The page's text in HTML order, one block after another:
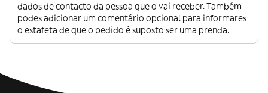
dados de contacto da pessoa que o vai receber. Também
podes adicionar um comentário opcional para informares
o estafeta de que o pedido é suposto ser uma prenda.